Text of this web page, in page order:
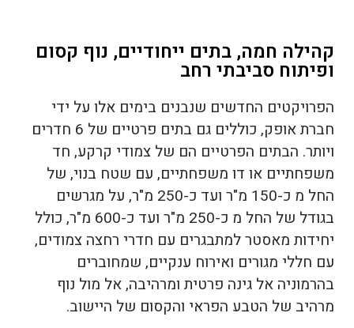
קהילה חמה, בתים ייחודיים, נוף קסום
ופיתוח סביבתי רחב
הפרויקטים החדשים שנבנים בימים אלו על ידי
חברת אופק, כוללים גם בתים פרטיים של 6 חדרים
ויותר. הבתים הפרטיים הם של צמודי קרקע, חד
משפחתיים או דו משפחתיים, עם שטח בנוי, של
החל מ כ-150 מ"ר ועד כ-250 מ"ר, על מגרשים
בגודל של החל מ כ-250 מ"ר ועד כ-600 מ"ר, כולל
יחידות מאסטר למתבגרים עם חדרי רחצה צמודים,
עם חללי מגורים ואירוח ענקיים, שמחוברים
בהרמוניה אל גינה פרטית ומרהיבה, אל מול נוף
מרהיב של הטבע הפראי והקסום של היישוב.